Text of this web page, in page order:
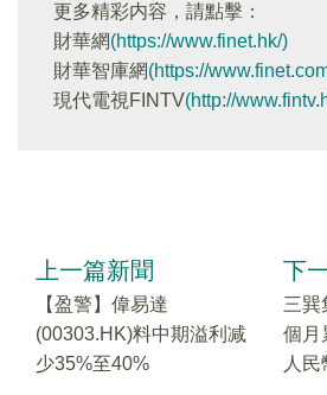
更多精彩内容，請點擊：
財華網(https://www.finet.hk/)
財華智庫網(https://
現代電視FINTV(http://
上一篇新聞
【盈警】偉易達
(00303.HK)料中期溢利减
少35%至40%
下
三巽
個月
人